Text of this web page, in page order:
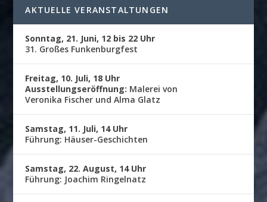
AKTUELLE VERANSTALTUNGEN
Sonntag, 21. Juni, 12 bis 22 Uhr
31. Großes Funkenburgfest
Freitag, 10. Juli, 18 Uhr
Ausstellungseröffnung: Malerei von
Veronika Fischer und Alma Glatz
Samstag, 11. Juli, 14 Uhr
Führung: Häuser-Geschichten
Samstag, 22. August, 14 Uhr
Führung: Joachim Ringelnatz